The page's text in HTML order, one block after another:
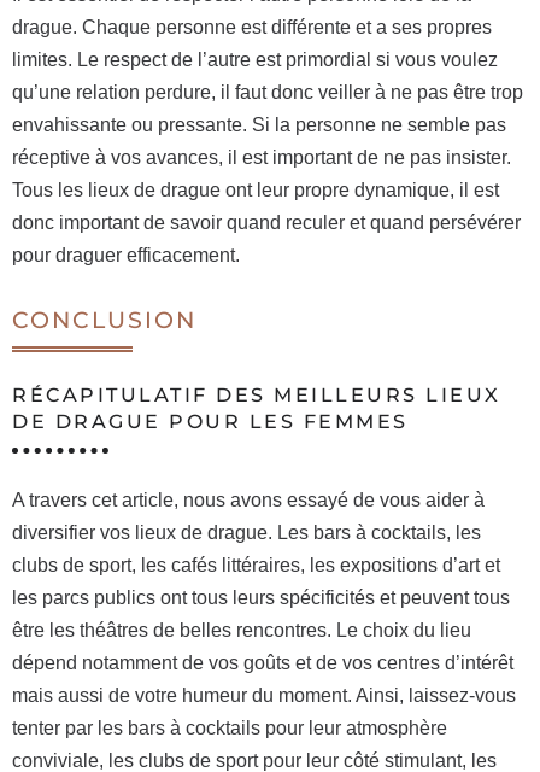
drague. Chaque personne est différente et a ses propres
limites. Le respect de l’autre est primordial si vous voulez
qu’une relation perdure, il faut donc veiller à ne pas être trop
envahissante ou pressante. Si la personne ne semble pas
réceptive à vos avances, il est important de ne pas insister.
Tous les lieux de drague ont leur propre dynamique, il est
donc important de savoir quand reculer et quand persévérer
pour draguer efficacement.
CONCLUSION
RÉCAPITULATIF DES MEILLEURS LIEUX
DE DRAGUE POUR LES FEMMES
A travers cet article, nous avons essayé de vous aider à
diversifier vos lieux de drague. Les bars à cocktails, les
clubs de sport, les cafés littéraires, les expositions d’art et
les parcs publics ont tous leurs spécificités et peuvent tous
être les théâtres de belles rencontres. Le choix du lieu
dépend notamment de vos goûts et de vos centres d’intérêt
mais aussi de votre humeur du moment. Ainsi, laissez-vous
tenter par les bars à cocktails pour leur atmosphère
conviviale, les clubs de sport pour leur côté stimulant, les